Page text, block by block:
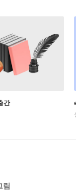
간
림